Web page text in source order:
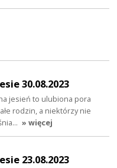
30.08.2023
jesień to ulubiona pora
rodzin, a niektórzy nie
» więcej
23.08.2023